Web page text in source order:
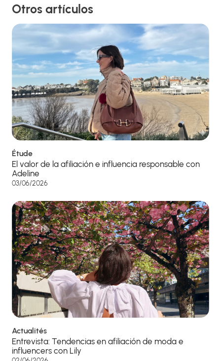
Otros artículos
Étude
El valor de la afiliación e influencia responsable con
Adeline
03/06/2026
Actualités
Entrevista: Tendencias en afiliación de moda e
influencers con Lily